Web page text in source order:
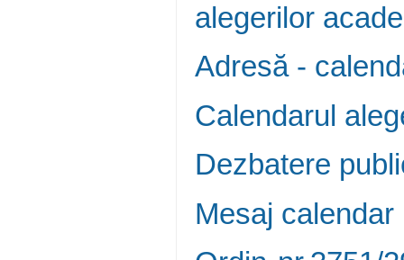
alegerilor
Adresă -
Calendarul
Dezbatere
Mesaj